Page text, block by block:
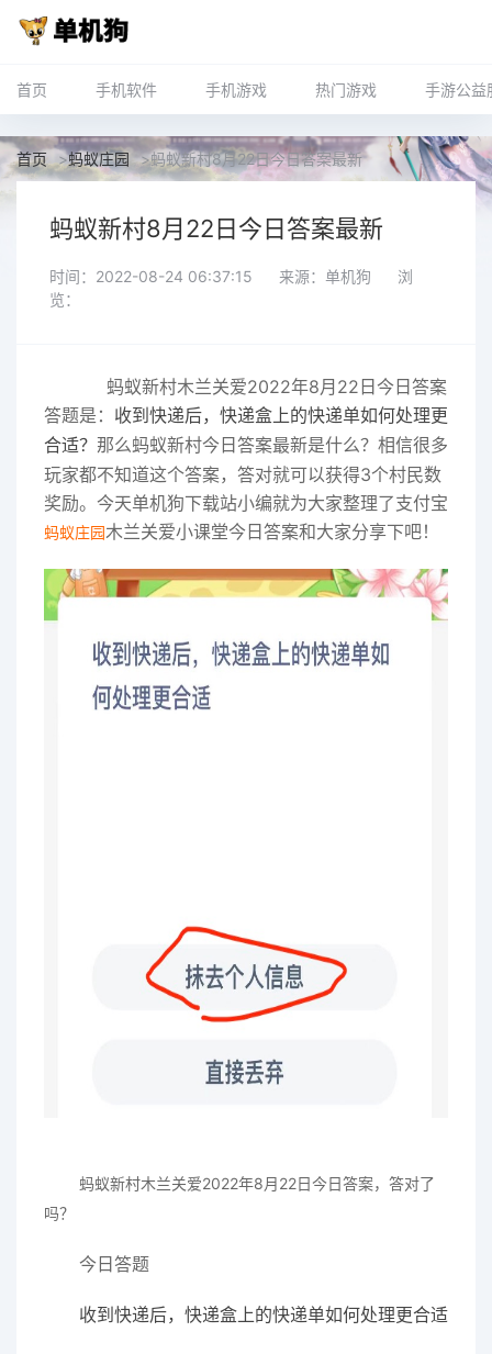
首页 手机软件 手机游戏 热门游戏 手游公益
首页 >蚂蚁庄园 >蚂蚁新村8月22日今日答案最新
蚂蚁新村8月22日今日答案最新
时间：2022-08-24 06:37:15 来源：单机狗
浏
览：
蚂蚁新村木兰关爱2022年8月22日今日答案
答题是：
收到快递后，快递盒上的快递单如何处理更
合适？ 那么蚂蚁新村今日答案最新是什么？相信很多
玩家都不知道这个答案，答对就可以获得3个村民数
奖励。今天单机狗下载站小编就为大家整理了支付宝
蚂蚁庄园木兰关爱小课堂今日答案和大家分享下吧！
蚂蚁新村木兰关爱2022年8月22日今日答案，答对了
吗？
今日答题
收到快递后，快递盒上的快递单如何处理更合适